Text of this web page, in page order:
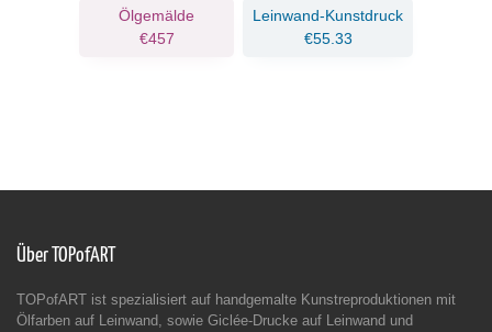
Ölgemälde
€457
Leinwand-Kunstdruck
€55.33
Über TOPofART
TOPofART ist spezialisiert auf handgemalte Kunstreproduktionen mit
Ölfarben auf Leinwand, sowie Giclée-Drucke auf Leinwand und